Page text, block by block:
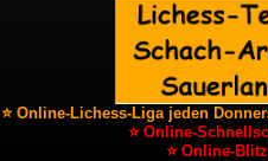
⭐ Online-Lichess-Liga jeden
⭐ Online-
⭐ Online-